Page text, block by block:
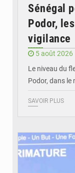
Sénégal
Podor,
vigilance
5 août 2026
Le niveau du
Podor, dans le
SAVOIR PLUS